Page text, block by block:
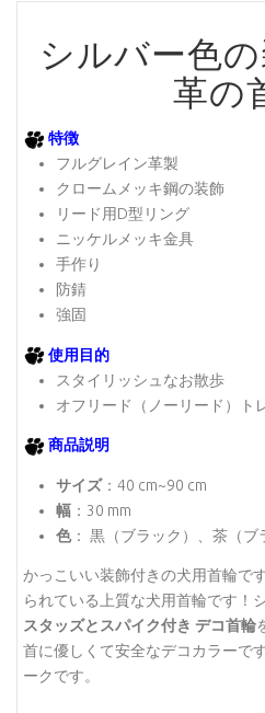
シルバー色
革の
特徴
フルグレイン革製
クロームメッキ鋼の装飾
リード用D型リング
ニッケルメッキ金具
手作り
防錆
強固
使用目的
スタイリッシュなお散歩
オフリード（ノーリード）ト
商品説明
サイズ：40 cm~90 cm
幅 ：30 mm
色： 黒（ブラック）、茶（
かっこいい装飾付きの犬用首輪で
られている上質な犬用首輪です！
スタッズとスパイク付き デコ首輪
首に優しくて安全なデコカラーで
ークです。